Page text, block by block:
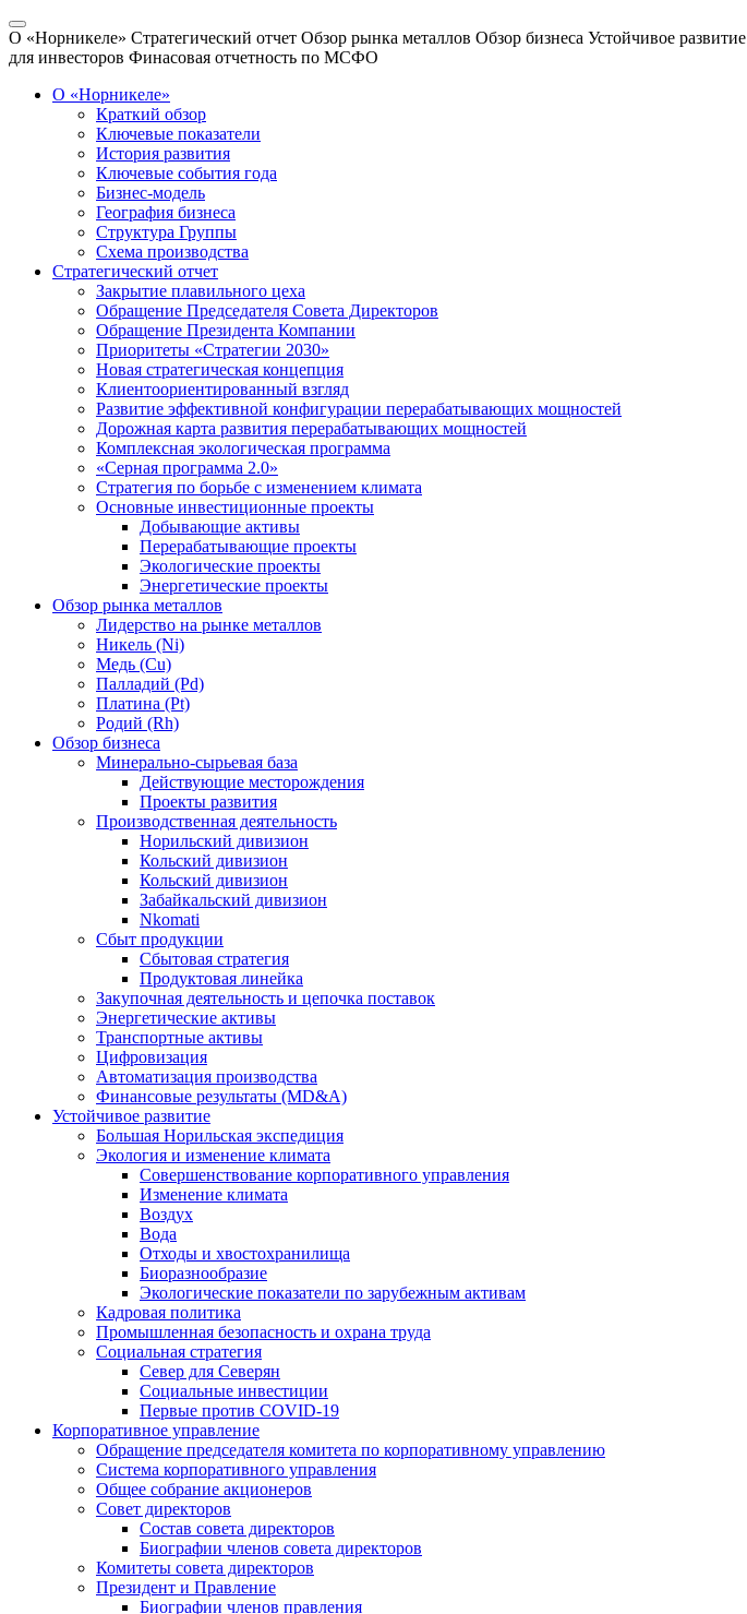
О «Норникеле» Стратегический отчет Обзор рынка металлов Обзор бизнеса Устойчивое развитие
для инвесторов Финасовая отчетность по МСФО
О «Норникеле»
Краткий обзор
Ключевые показатели
История развития
Ключевые события года
Бизнес-модель
География бизнеса
Структура Группы
Схема производства
Стратегический отчет
Закрытие плавильного цеха
Обращение Председателя Совета Директоров
Обращение Президента Компании
Приоритеты «Стратегии 2030»
Новая стратегическая концепция
Клиентоориентированный взгляд
Развитие эффективной конфигурации перерабатывающих мощностей
Дорожная карта развития перерабатывающих мощностей
Комплексная экологическая программа
«Серная программа 2.0»
Стратегия по борьбе с изменением климата
Основные инвестиционные проекты
Добывающие активы
Перерабатывающие проекты
Экологические проекты
Энергетические проекты
Обзор рынка металлов
Лидерство на рынке металлов
Никель (Ni)
Медь (Cu)
Палладий (Pd)
Платина (Pt)
Родий (Rh)
Обзор бизнеса
Минерально-сырьевая база
Действующие месторождения
Проекты развития
Производственная деятельность
Норильский дивизион
Кольский дивизион
Кольский дивизион
Забайкальский дивизион
Nkomati
Сбыт продукции
Сбытовая стратегия
Продуктовая линейка
Закупочная деятельность и цепочка поставок
Энергетические активы
Транспортные активы
Цифровизация
Автоматизация производства
Финансовые результаты (MD&A)
Устойчивое развитие
Большая Норильская экспедиция
Экология и изменение климата
Совершенствование корпоративного управления
Изменение климата
Воздух
Вода
Отходы и хвостохранилища
Биоразнообразие
Экологические показатели по зарубежным активам
Кадровая политика
Промышленная безопасность и охрана труда
Социальная стратегия
Север для Северян
Социальные инвестиции
Первые против COVID‑19
Корпоративное управление
Обращение председателя комитета по корпоративному управлению
Система корпоративного управления
Общее собрание акционеров
Совет директоров
Состав совета директоров
Биографии членов совета директоров
Комитеты совета директоров
Президент и Правление
Биографии членов правления